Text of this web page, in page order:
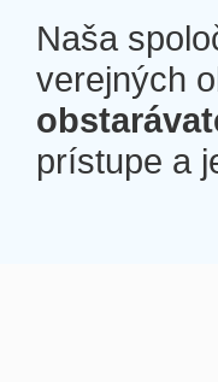
Naša
verejných
prístupe a